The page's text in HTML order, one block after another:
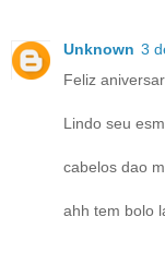
Unknown 3
Feliz
Lindo seu
cabelos dao
ahh tem bolo